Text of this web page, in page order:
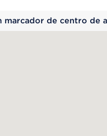
marcador de centro de